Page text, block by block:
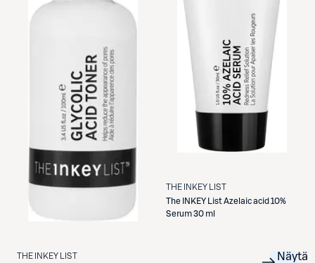
THE INKEY LIST
THE INKEY LIST
The INKEY ListAzelaic acid 10%
Serum 30 ml
Näytä